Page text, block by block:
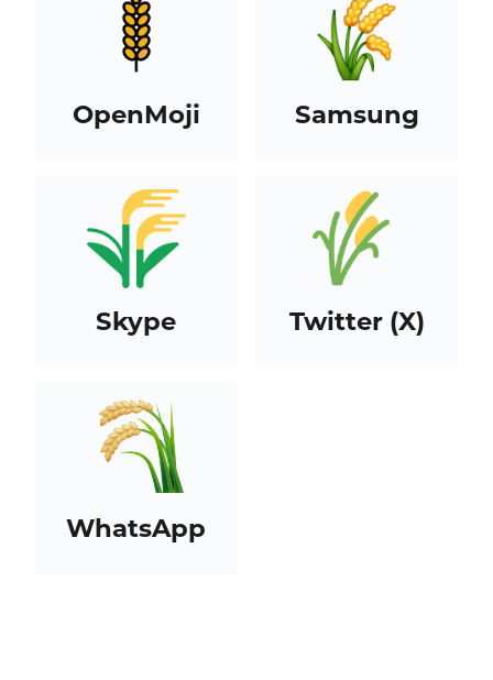
OpenMoji Samsung
Skype Twitter (X)
WhatsApp